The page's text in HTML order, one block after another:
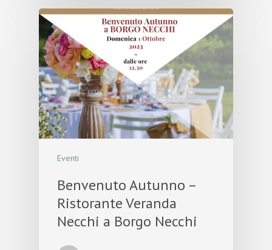
Eventi
Benvenuto Autunno –
Ristorante Veranda
Necchi a Borgo Necchi